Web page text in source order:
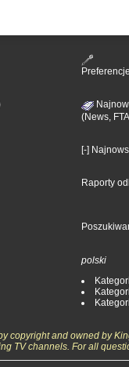
(News,
[-]
Raporty
polski
copyright and owned by
TV channels. For all